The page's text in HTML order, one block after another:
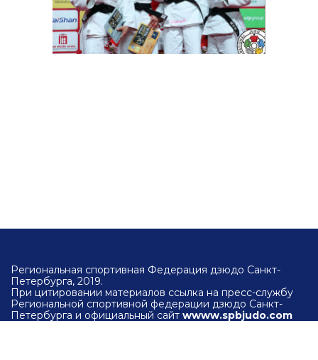
Региональная спортивная Федерация дзюдо Санкт-
Петербурга, 2019.
При цитировании материалов ссылка на пресс-службу
Региональной спортивной федерации дзюдо Санкт-
Петербурга и официальный сайт wwww.spbjudo.com